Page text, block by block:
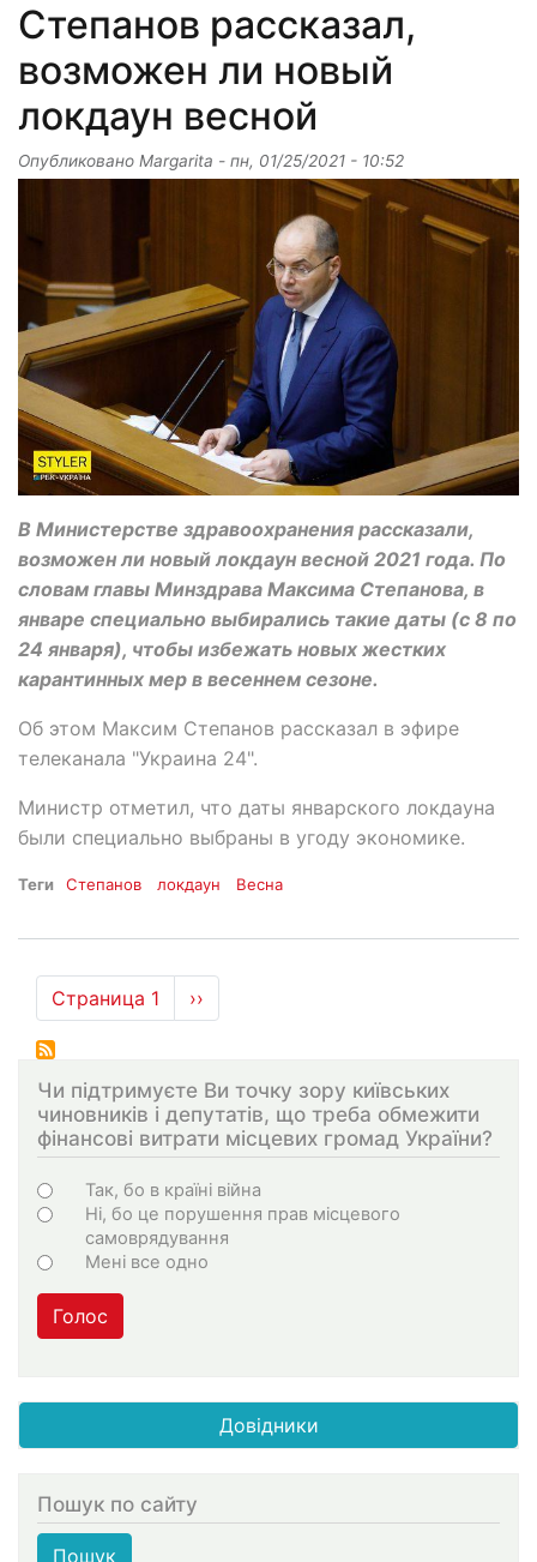
Степанов рассказал,
возможен ли новый
локдаун весной
Опубликовано Margarita - пн, 01/25/2021 - 10:52
В Министерстве здравоохранения рассказали,
возможен ли новый локдаун весной 2021 года. По
словам главы Минздрава Максима Степанова, в
январе специально выбирались такие даты (с 8 по
24 января), чтобы избежать новых жестких
карантинных мер в весеннем сезоне.
Об этом Максим Степанов рассказал в эфире
телеканала "Украина 24".
Министр отметил, что даты январского локдауна
были специально выбраны в угоду экономике.
Теги Степанов локдаун Весна
Нумерация
страниц
Страница 1
Следующая
страница
››
Чи підтримуєте Ви точку зору київських
чиновників і депутатів, що треба обмежити
фінансові витрати місцевих громад України?
Choices
Так, бо в країні війна
Ні, бо це порушення прав місцевого
самоврядування
Мені все одно
Голос
Довідники
Пошук по сайту
Пошук